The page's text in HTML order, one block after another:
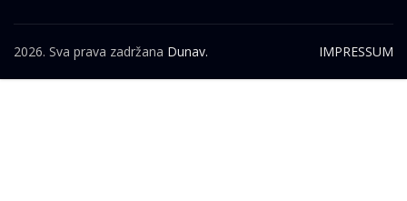
2026. Sva prava zadržana Dunav. IMPRESSUM